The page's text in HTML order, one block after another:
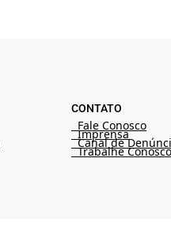
CONTATO
Fale Conosco
Imprensa
Canal de
Trabalhe Conosco